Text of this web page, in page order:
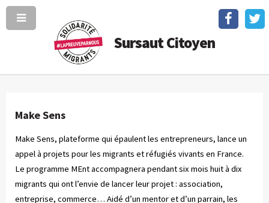
Sursaut Citoyen
Make Sens
Make Sens, plateforme qui épaulent les entrepreneurs, lance un
appel à projets pour les migrants et réfugiés vivants en France.
Le programme MEnt accompagnera pendant six mois huit à dix
migrants qui ont l’envie de lancer leur projet : association,
entreprise, commerce… Aidé d’un mentor et d’un parrain, les